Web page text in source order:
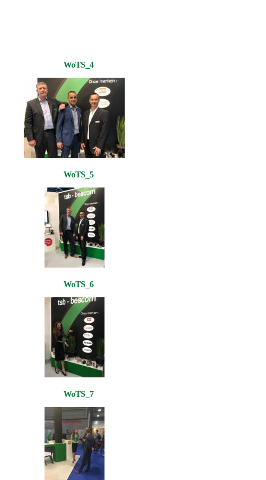
WoTS_4
WoTS_5
WoTS_6
WoTS_7